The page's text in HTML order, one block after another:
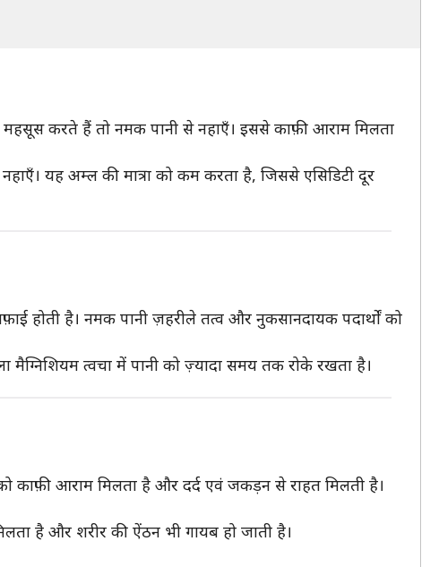
महसूस करते हैं तो नमक पानी से नहाएँ। इससे काफ़ी आराम मिलता
यह अम्ल की मात्रा को कम करता है, जिससे एसिडिटी दूर
होती है। नमक पानी ज़हरीले तत्व और नुकसानदायक पदार्थों को
त्वचा में पानी को ज़्यादा समय तक रोके रखता है।
काफ़ी आराम मिलता है और दर्द एवं जकड़न से राहत मिलती है।
है और शरीर की ऐंठन भी गायब हो जाती है।